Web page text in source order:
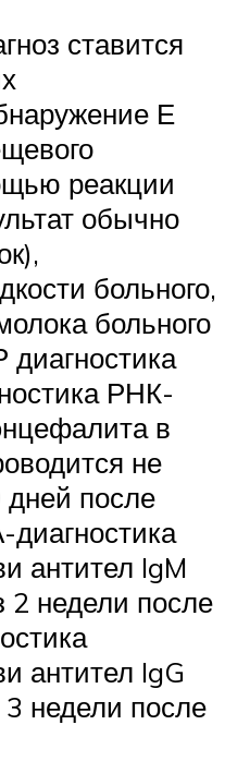
ставится
Е
реакции
обычно
больного,
больного
РНК-
в
не
после
антител IgM
2 недели после
антител IgG
недели после